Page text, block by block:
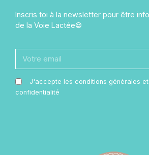
Inscris toi à la newsletter pour être
de la Voie Lactée©
J'accepte les conditions générales
confidentialité